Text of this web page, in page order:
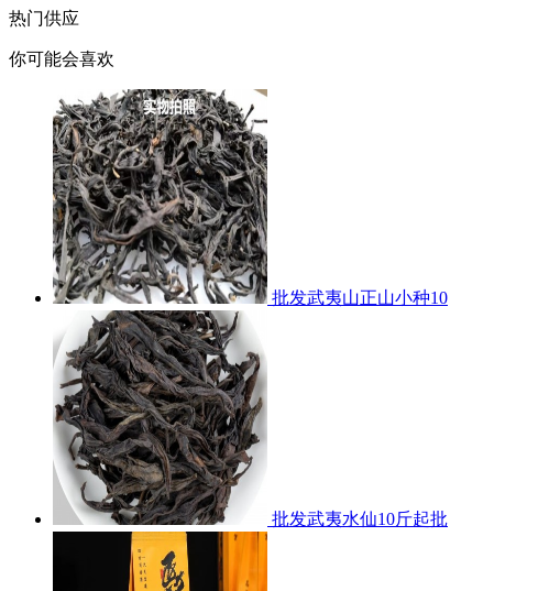
热门供应
你可能会喜欢
批发武夷山正山小种10
批发武夷水仙10斤起批